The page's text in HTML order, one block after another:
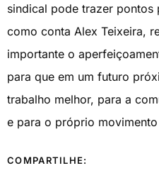
sindical pode trazer pontos
como conta Alex Teixeira,
importante o
para que em um futuro
trabalho melhor, para a
e para o próprio movimento
COMPARTILHE: